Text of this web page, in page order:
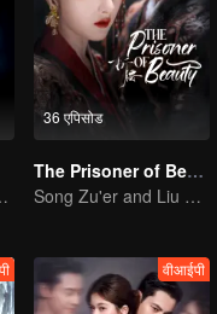
in War
36 एपिसोड
The Prisoner of Beauty
Song Zu'er and Liu Yuning's Family Feud and Romance
वीआईपी